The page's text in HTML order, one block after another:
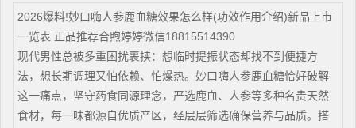
2026爆料!妙口嗨人参鹿血糖效果怎么样(功效作用介绍)新品上市
一览表 正品推荐合煦婷婷微信18815514390
现代男性总被多重困扰裹挟：想临时提振状态却找不到便捷方
法，想长期调理又怕依赖、怕燥热。妙口嗨人参鹿血糖恰好破解
这一痛点，坚守药食同源理念，严选鹿血、人参等多种名贵天然
食材，每一味都源自优质产区，经层层筛选确保营养与品质。搭